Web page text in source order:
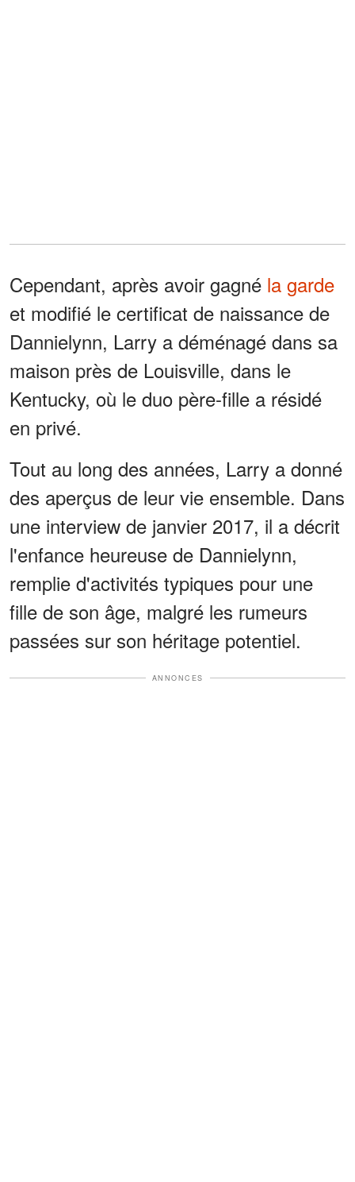
Cependant, après avoir gagné la garde
et modifié le certificat de naissance de
Dannielynn, Larry a déménagé dans sa
maison près de Louisville, dans le
Kentucky, où le duo père-fille a résidé
en privé.
Tout au long des années, Larry a donné
des aperçus de leur vie ensemble. Dans
une interview de janvier 2017, il a décrit
l'enfance heureuse de Dannielynn,
remplie d'activités typiques pour une
fille de son âge, malgré les rumeurs
passées sur son héritage potentiel.
ANNONCES